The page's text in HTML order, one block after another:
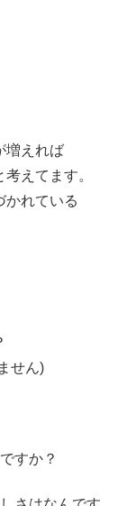
増えれば
えてます。
かれている
せん)
すか？